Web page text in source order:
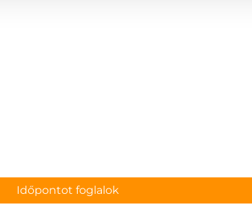
Időpontot foglalok